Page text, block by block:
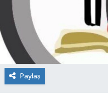
Paylaş